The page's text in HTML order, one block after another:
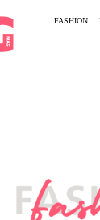
FASHION